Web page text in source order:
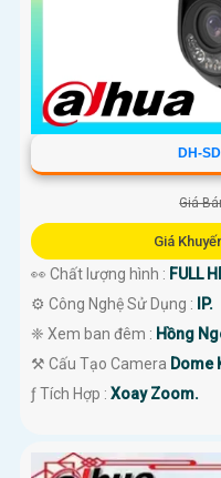
DH-
Giá
Giá
👀 Chất lượng hình : FULL
⚙ Công Nghệ Sử Dụng : IP.
❈ Xem ban đêm : Hồng
⚒ Cấu Tạo Camera Dome
️ƒ Tích Hợp : Xoay Zoom.